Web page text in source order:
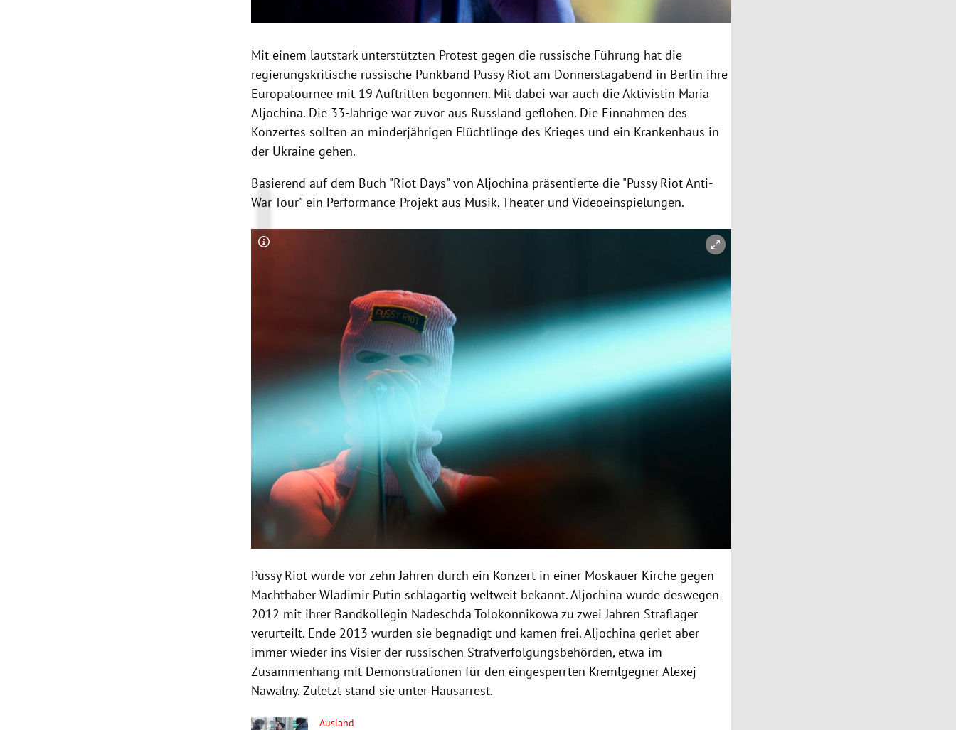
Mit einem lautstark unterstützten Protest gegen die russische Führung hat die
regierungskritische russische Punkband Pussy Riot am Donnerstagabend in Berlin ihre
Europatournee mit 19 Auftritten begonnen. Mit dabei war auch die Aktivistin Maria
Aljochina. Die 33-Jährige war zuvor aus Russland geflohen. Die Einnahmen des
Konzertes sollten an minderjährigen Flüchtlinge des Krieges und ein Krankenhaus in
der Ukraine gehen.
Basierend auf dem Buch "Riot Days" von Aljochina präsentierte die "Pussy Riot Anti-
War Tour" ein Performance-Projekt aus Musik, Theater und Videoeinspielungen.
Copyright-Hinweis öffnen/schließen
Pussy Riot wurde vor zehn Jahren durch ein Konzert in einer Moskauer Kirche gegen
Machthaber Wladimir Putin schlagartig weltweit bekannt. Aljochina wurde deswegen
2012 mit ihrer Bandkollegin Nadeschda Tolokonnikowa zu zwei Jahren Straflager
verurteilt. Ende 2013 wurden sie begnadigt und kamen frei. Aljochina geriet aber
immer wieder ins Visier der russischen Strafverfolgungsbehörden, etwa im
Zusammenhang mit Demonstrationen für den eingesperrten Kremlgegner Alexej
Nawalny. Zuletzt stand sie unter Hausarrest.
Ausland